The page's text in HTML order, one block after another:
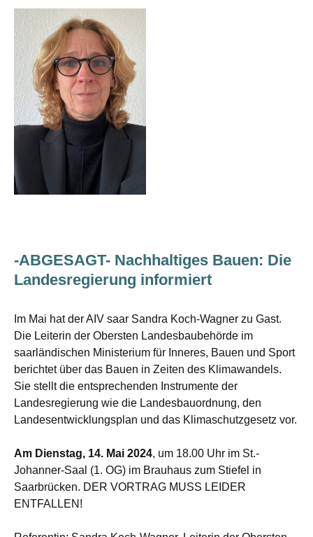
-ABGESAGT- Nachhaltiges Bauen: Die
Landesregierung informiert
Im Mai hat der AIV saar Sandra Koch-Wagner zu Gast.
Die Leiterin der Obersten Landesbaubehörde im
saarländischen Ministerium für Inneres, Bauen und Sport
berichtet über das Bauen in Zeiten des Klimawandels.
Sie stellt die entsprechenden Instrumente der
Landesregierung wie die Landesbauordnung, den
Landesentwicklungsplan und das Klimaschutzgesetz vor.
Am Dienstag, 14. Mai 2024, um 18.00 Uhr im St.-
Johanner-Saal (1. OG) im Brauhaus zum Stiefel in
Saarbrücken. DER VORTRAG MUSS LEIDER
ENTFALLEN!